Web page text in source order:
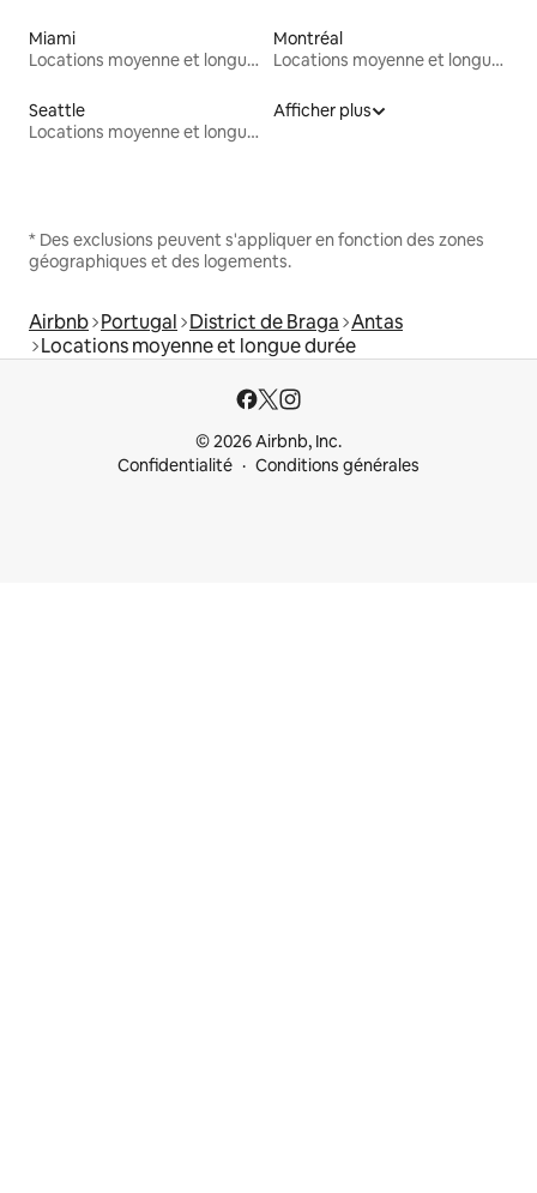
Miami
Locations moyenne et longue durée
Montréal
Locations moyenne et longue durée
Seattle
Locations moyenne et longue durée
Afficher plus
* Des exclusions peuvent s'appliquer en fonction des zones
géographiques et des logements.
Airbnb Portugal District de Braga Antas
Locations moyenne et longue durée
© 2026 Airbnb, Inc.
Confidentialité
Conditions générales